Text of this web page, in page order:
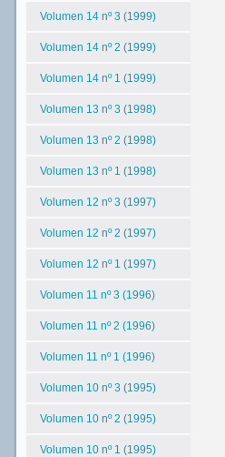
Volumen 14 nº 3 (1999)
Volumen 14 nº 2 (1999)
Volumen 14 nº 1 (1999)
Volumen 13 nº 3 (1998)
Volumen 13 nº 2 (1998)
Volumen 13 nº 1 (1998)
Volumen 12 nº 3 (1997)
Volumen 12 nº 2 (1997)
Volumen 12 nº 1 (1997)
Volumen 11 nº 3 (1996)
Volumen 11 nº 2 (1996)
Volumen 11 nº 1 (1996)
Volumen 10 nº 3 (1995)
Volumen 10 nº 2 (1995)
Volumen 10 nº 1 (1995)